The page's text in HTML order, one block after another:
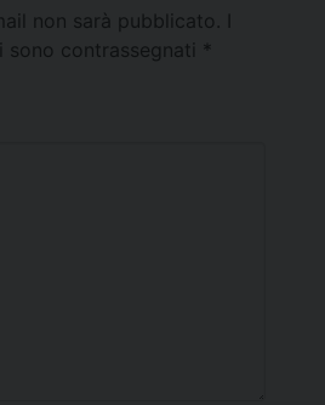
non sarà pubblicato.
contrassegnati *